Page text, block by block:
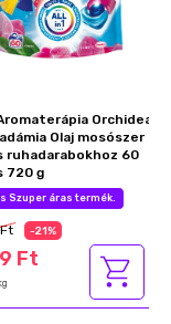
Orchidea
Olaj mosószer
ruhadarabokhoz 60
720 g
Szuper áras termék.
-21%
Ft